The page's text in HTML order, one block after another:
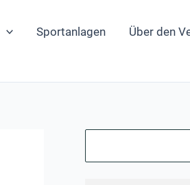
Sportanlagen Über den